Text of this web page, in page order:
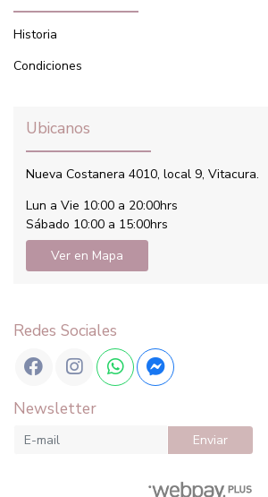
Historia
Condiciones
Ubicanos
Nueva Costanera 4010, local 9, Vitacura.
Lun a Vie 10:00 a 20:00hrs
Sábado 10:00 a 15:00hrs
Ver en Mapa
Redes Sociales
Newsletter
Enviar